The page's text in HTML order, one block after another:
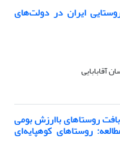
ایران در دولت‌های
آقابابایی
روستاهای باارزش بومی
روستاهای کوهپایه‌ای